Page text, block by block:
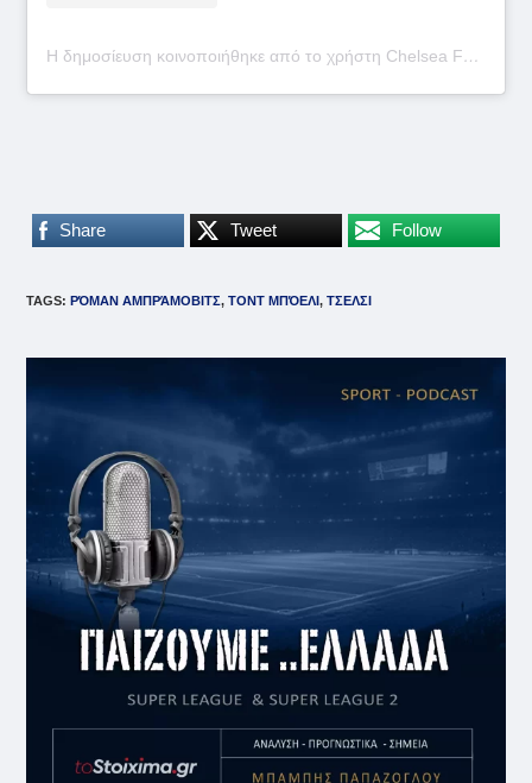
Η δημοσίευση κοινοποιήθηκε από το χρήστη Chelsea FC (@chelseafc)
Share Tweet Follow
TAGS: ΡΌΜΑΝ ΑΜΠΡΆΜΟΒΙΤΣ, ΤΟΝΤ ΜΠΌΕΛΙ, ΤΣΕΛΣΙ